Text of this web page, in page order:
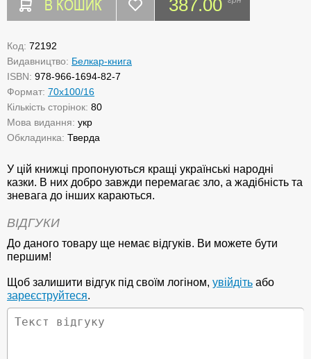
В КОШИК 387.00
Код: 72192
Видавництво: Белкар-книга
ISBN: 978-966-1694-82-7
Формат: 70х100/16
Кількість сторінок: 80
Мова видання: укр
Обкладинка: Тверда
У цій книжці пропонуються кращі українські народні
казки. В них добро завжди перемагає зло, а жадібність та
зневага до інших караються.
ВІДГУКИ
До даного товару ще немає відгуків. Ви можете бути
першим!
Щоб залишити відгук під своїм логіном, увійдіть або
зареєструйтеся.